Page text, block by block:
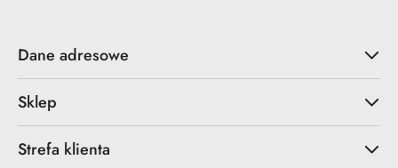
Dane adresowe
Sklep
Strefa klienta